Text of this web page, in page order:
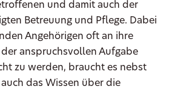
und damit auch der
Betreuung und Pflege. Dabei
Angehörigen oft an ihre
anspruchsvollen Aufgabe
zu werden, braucht es nebst
das Wissen über die